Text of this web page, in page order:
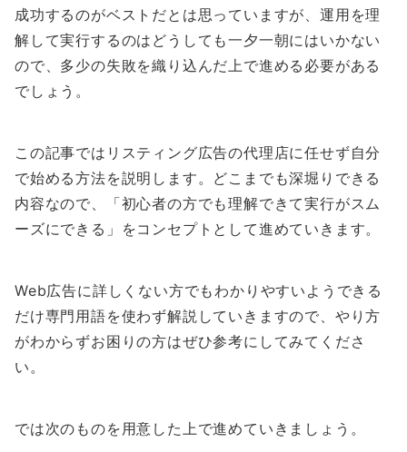
成功するのがベストだとは思っていますが、運用を理
解して実行するのはどうしても一夕一朝にはいかない
ので、多少の失敗を織り込んだ上で進める必要がある
でしょう。
この記事ではリスティング広告の代理店に任せず自分
で始める方法を説明します。どこまでも深堀りできる
内容なので、「初心者の方でも理解できて実行がスム
ーズにできる」をコンセプトとして進めていきます。
Web広告に詳しくない方でもわかりやすいようできる
だけ専門用語を使わず解説していきますので、やり方
がわからずお困りの方はぜひ参考にしてみてくださ
い。
では次のものを用意した上で進めていきましょう。